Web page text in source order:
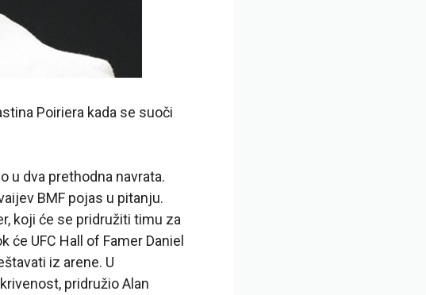
Poiriera kada se suoči
u dva prethodna navrata.
BMF pojas u pitanju.
koji će se pridružiti timu za
UFC Hall of Famer Daniel
iz arene. U
pridružio Alan